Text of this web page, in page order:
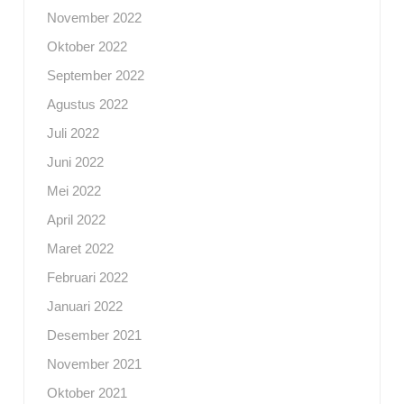
November 2022
Oktober 2022
September 2022
Agustus 2022
Juli 2022
Juni 2022
Mei 2022
April 2022
Maret 2022
Februari 2022
Januari 2022
Desember 2021
November 2021
Oktober 2021